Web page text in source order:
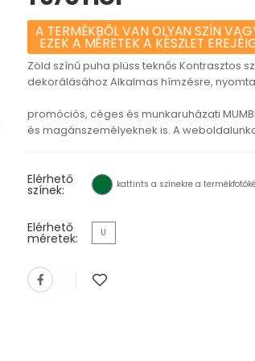
A TERMÉKBŐL VAN OLYAN SZÍN
EZEK A MÉRETEK A KÉSZLET
Zöld színű puha plüss teknős Kontrasztos
dekorálásához Alkalmas hímzésre,
promóciós, céges és munkaruházati
és magánszemélyeknek is. A
Elérhető
színek: kattints a színekre a
Elérhető
méretek: U